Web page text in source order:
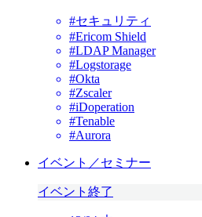
#セキュリティ
#Ericom Shield
#LDAP Manager
#Logstorage
#Okta
#Zscaler
#iDoperation
#Tenable
#Aurora
イベント／セミナー
イベント終了